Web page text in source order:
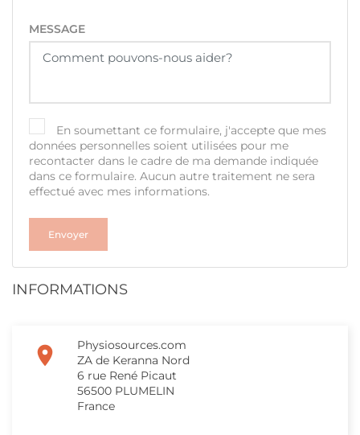
INFORMATIONS

Physiosources.com
ZA de Keranna Nord
6 rue René Picaut
56500 PLUMELIN
France
MESSAGE
En soumettant ce formulaire, j'accepte que mes
données personnelles soient utilisées pour me
recontacter dans le cadre de ma demande indiquée
dans ce formulaire. Aucun autre traitement ne sera
effectué avec mes informations.
AJOUTER À MA LISTE DE
add_circle_outline Créer une nouvelle liste
((MODALTITLE))
((cancelText))
CRÉER UNE LISTE DE SOUHAITS
NOM DE LA LISTE DE SOUHAITS
CONNEXION
Annuler